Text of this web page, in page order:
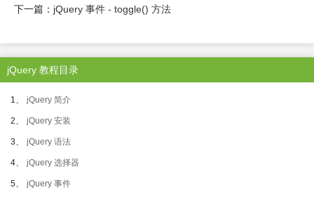
下一篇： jQuery 事件 - toggle() 方法
jQuery 教程目录
1、 jQuery 简介
2、 jQuery 安装
3、 jQuery 语法
4、 jQuery 选择器
5、 jQuery 事件